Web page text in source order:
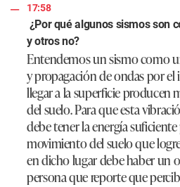
17:58
¿Por qué algunos sismos son
y otros no?
Entendemos un sismo como
y propagación de ondas por el
llegar a la superficie producen
del suelo. Para que esta
debe tener la energía
movimiento del suelo que
en dicho lugar debe haber un
persona que reporte que